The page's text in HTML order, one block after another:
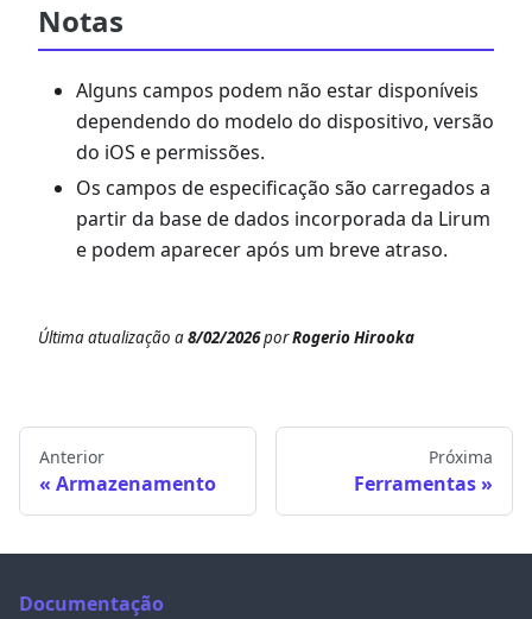
Notas
Alguns campos podem não estar disponíveis
dependendo do modelo do dispositivo, versão
do iOS e permissões.
Os campos de especificação são carregados a
partir da base de dados incorporada da Lirum
e podem aparecer após um breve atraso.
Última atualização a8/02/2026porRogerio Hirooka
Anterior
Armazenamento
Próxima
Ferramentas
Documentação